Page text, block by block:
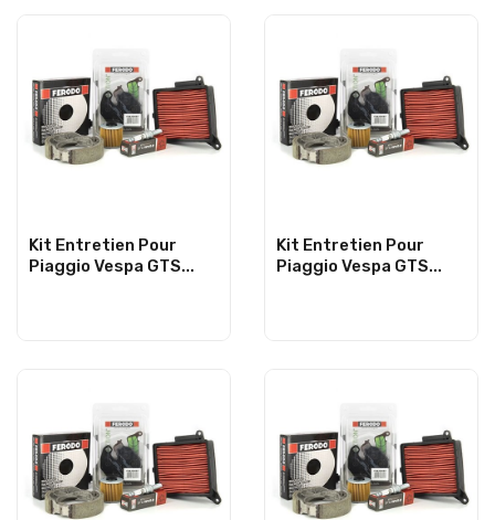
Kit Entretien Pour
Piaggio Vespa GTS...
Kit Entretien Pour
Piaggio Vespa GTS...